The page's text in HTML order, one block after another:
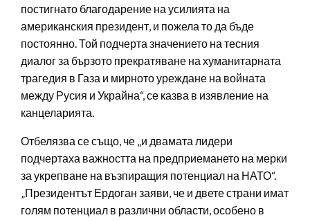
постигнато благодарение на усилията на
американския президент, и пожела то да бъде
постоянно. Той подчерта значението на тесния
диалог за бързото прекратяване на хуманитарната
трагедия в Газа и мирното уреждане на войната
между Русия и Украйна“, се казва в изявление на
канцеларията.
Отбелязва се също, че „и двамата лидери
подчертаха важността на предприемането на мерки
за укрепване на възпиращия потенциал на НАТО“.
„Президентът Ердоган заяви, че и двете страни имат
голям потенциал в различни области, особено в